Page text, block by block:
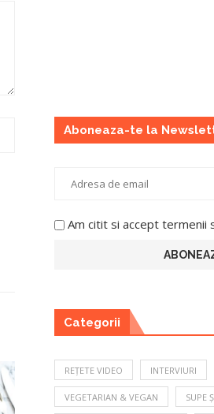
Aboneaza-te la
Am citit si accept termenii
Categorii
REȚETE VIDEO INTERVIURI
VEGETARIAN & VEGAN SUPE